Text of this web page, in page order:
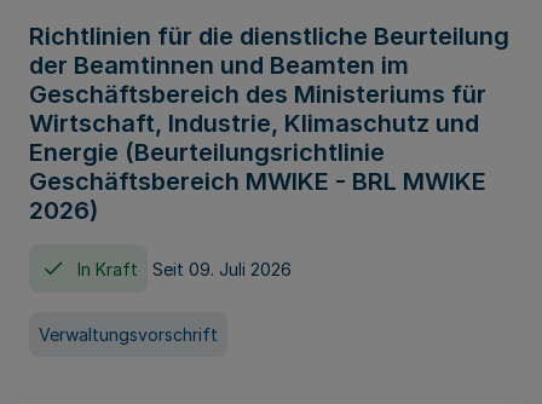
Richtlinien für die dienstliche Beurteilung
der Beamtinnen und Beamten im
Geschäftsbereich des Ministeriums für
Wirtschaft, Industrie, Klimaschutz und
Energie (Beurteilungsrichtlinie
Geschäftsbereich MWIKE - BRL MWIKE
2026)
In Kraft Seit 09. Juli 2026
Verwaltungsvorschrift